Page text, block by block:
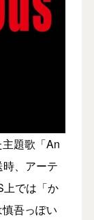
題歌「An
、アーテ
上では「か
吾っぽい